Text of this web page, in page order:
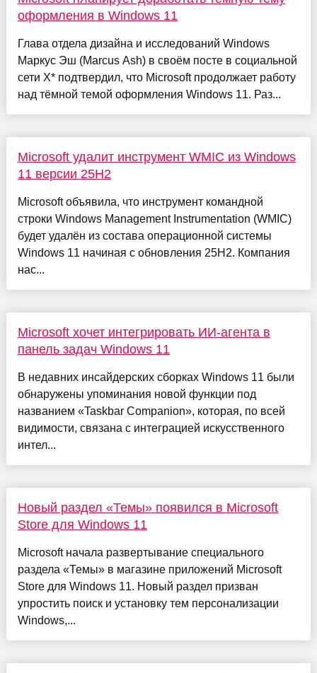
оформления в Windows 11
Глава отдела дизайна и исследований Windows
Маркус Эш (Marcus Ash) в своём посте в социальной
сети X* подтвердил, что Microsoft продолжает работу
над тёмной темой оформления Windows 11. Раз...
Microsoft удалит инструмент WMIC из Windows
11 версии 25H2
Microsoft объявила, что инструмент командной
строки Windows Management Instrumentation (WMIC)
будет удалён из состава операционной системы
Windows 11 начиная с обновления 25H2. Компания
нас...
Microsoft хочет интегрировать ИИ-агента в
панель задач Windows 11
В недавних инсайдерских сборках Windows 11 были
обнаружены упоминания новой функции под
названием «Taskbar Companion», которая, по всей
видимости, связана с интеграцией искусственного
интел...
Новый раздел «Темы» появился в Microsoft
Store для Windows 11
Microsoft начала развертывание специального
раздела «Темы» в магазине приложений Microsoft
Store для Windows 11. Новый раздел призван
упростить поиск и установку тем персонализации
Windows,...